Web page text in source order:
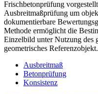
Frischbetonprüfung
Ausbreitmaßprüfung um
dokumentierbare
Methode ermöglicht die
Einzelbild unter Nutzung des
geometrisches
Ausbreitmaß
Betonprüfung
Konsistenz